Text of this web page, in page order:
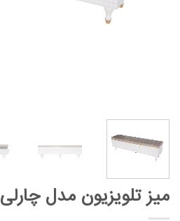
میز تلویزیون مدل چارلی